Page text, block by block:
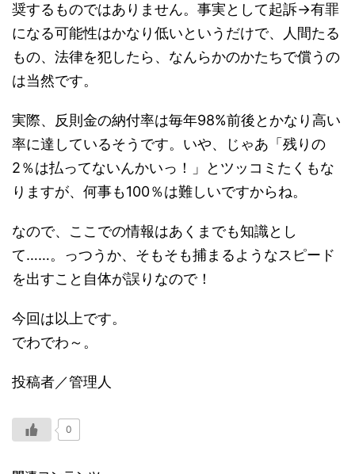
奨するものではありません。事実として起訴→有罪
になる可能性はかなり低いというだけで、人間たる
もの、法律を犯したら、なんらかのかたちで償うの
は当然です。
実際、反則金の納付率は毎年98%前後とかなり高い
率に達しているそうです。いや、じゃあ「残りの
2％は払ってないんかいっ！」とツッコミたくもな
りますが、何事も100％は難しいですからね。
なので、ここでの情報はあくまでも知識とし
て……。っつうか、そもそも捕まるようなスピード
を出すこと自体が誤りなので！
今回は以上です。
でわでわ～。
投稿者／管理人
0